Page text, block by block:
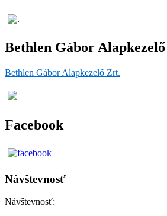
Bethlen Gábor
Bethlen Gábor Alapkezelő Zrt.
Facebook
Návštevnosť
Návštevnosť: